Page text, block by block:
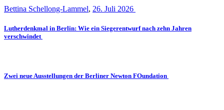
Bettina Schellong-Lammel, 26. Juli 2026
Lutherdenkmal in Berlin: Wie ein Siegerentwurf nach zehn Jahren
verschwindet
Zwei neue Ausstellungen der Berliner Newton FOundation